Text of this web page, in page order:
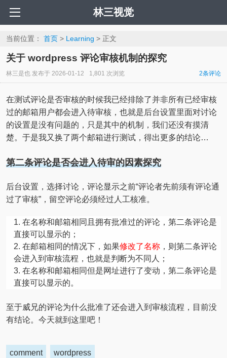
林三视觉
当前位置： 首页> Learning > 正文
关于 wordpress 评论审核机制的探究
林三是也发布于 2026-01-12 1,801 次浏览 2条评论
在测试评论是否审核的时候我已经排除了并非所有已经审核
过的邮箱用户都会进入待审核，也就是后台设置里面对讨论
的设置是没有问题的，只是其中的机制，我们还没有摸清
楚。于是我又换了两个邮箱进行测试，得出更多的结论…
第二条评论是否会进入待审的因素探究
后台设置，选择讨论，评论显示之前“评论者先前须有评论通
过了审核”，留空评论必须经过人工核准。
在名称和邮箱相同且拥有批准过的评论，第二条评论是
直接可以显示的；
在邮箱相同的情况下，如果修改了名称，则第二条评论
会进入到审核流程，也就是判断为不同人；
在名称和邮箱相同但是网址进行了变动，第二条评论是
直接可以显示的。
至于威兄的评论为什么批准了还会进入到审核流程，目前没
有结论。今天就到这里吧！
comment wordpress